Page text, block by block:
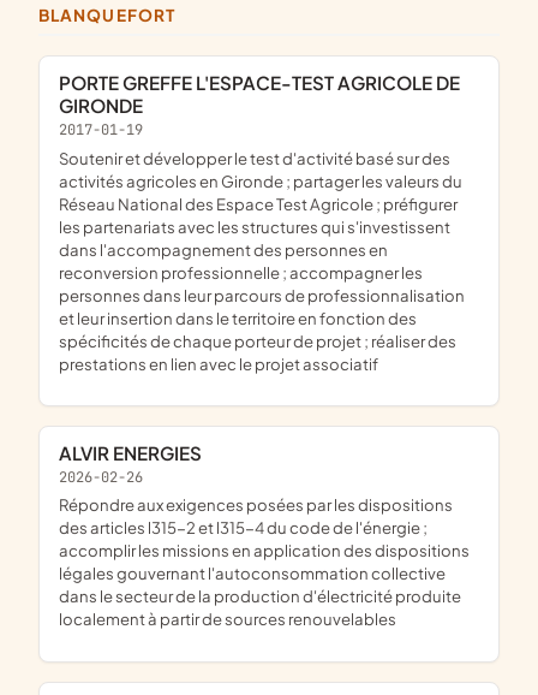
BLANQUEFORT
PORTE GREFFE L'ESPACE-TEST AGRICOLE DE
GIRONDE
2017-01-19
soutenir et développer le test d'activité basé sur des
activités agricoles en Gironde ; partager les valeurs du
Réseau National des Espace Test Agricole ; préfigurer
les partenariats avec les structures qui s'investissent
dans l'accompagnement des personnes en
reconversion professionnelle ; accompagner les
personnes dans leur parcours de professionnalisation
et leur insertion dans le territoire en fonction des
spécificités de chaque porteur de projet ; réaliser des
prestations en lien avec le projet associatif
ALVIR ENERGIES
2026-02-26
répondre aux exigences posées par les dispositions
des articles l315-2 et l315-4 du code de l'énergie ;
accomplir les missions en application des dispositions
légales gouvernant l'autoconsommation collective
dans le secteur de la production d'électricité produite
localement à partir de sources renouvelables